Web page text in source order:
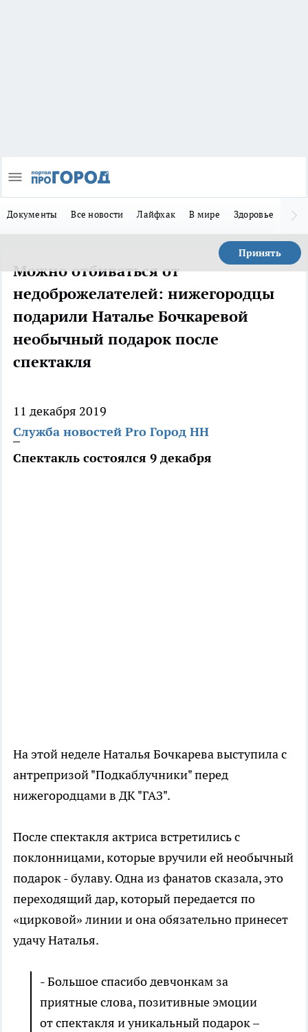
Документы Все новости Лайфхак В мире Здоровье
Принять
Можно отбиваться от
недоброжелателей: нижегородцы
подарили Наталье Бочкаревой
необычный подарок после
спектакля
11 декабря 2019
Служба новостей Pro Город НН
Спектакль состоялся 9 декабря
На этой неделе Наталья Бочкарева выступила с
антрепризой "Подкаблучники" перед
нижегородцами в ДК "ГАЗ".
После спектакля актриса встретились с
поклонницами, которые вручили ей необычный
подарок - булаву. Одна из фанатов сказала, это
переходящий дар, который передается по
«цирковой» линии и она обязательно принесет
удачу Наталья.
- Большое спасибо девчонкам за
приятные слова, позитивные эмоции
от спектакля и уникальный подарок –